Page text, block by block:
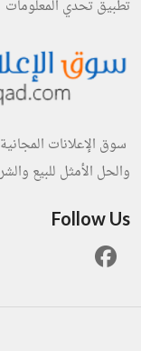
تطبيق تحدي المعلومات
سوق الإعلانات
والحل الأمثل للبيع
Follow Us